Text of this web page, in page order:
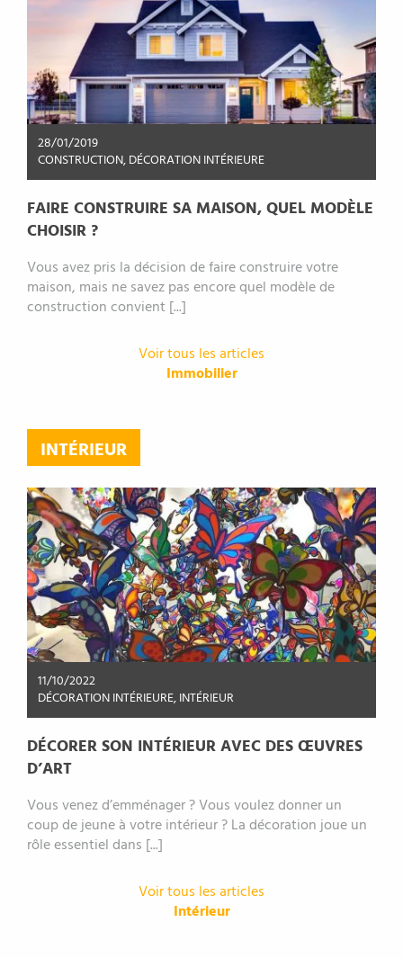
28/01/2019
CONSTRUCTION,DÉCORATION INTÉRIEURE
FAIRE CONSTRUIRE SA MAISON, QUEL MODÈLE
CHOISIR ?
Vous avez pris la décision de faire construire votre
maison, mais ne savez pas encore quel modèle de
construction convient [...]
Voir tous les articles
Immobilier
INTÉRIEUR
11/10/2022
DÉCORATION INTÉRIEURE,INTÉRIEUR
DÉCORER SON INTÉRIEUR AVEC DES ŒUVRES
D’ART
Vous venez d’emménager ? Vous voulez donner un
coup de jeune à votre intérieur ? La décoration joue un
rôle essentiel dans [...]
Voir tous les articles
Intérieur